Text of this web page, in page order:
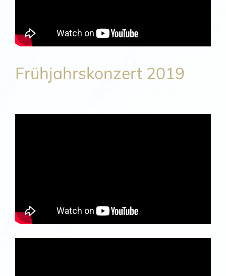
Frühjahrskonzert 2019